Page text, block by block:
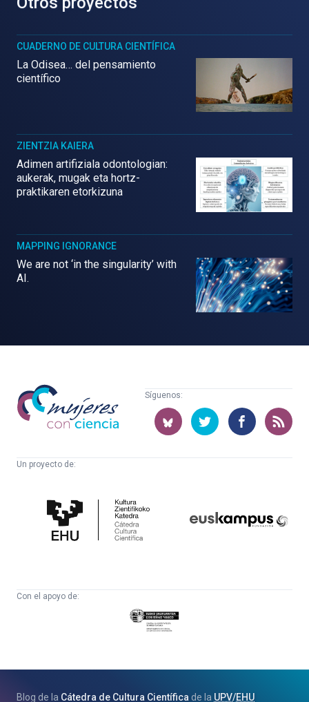
CUADERNO DE CULTURA CIENTÍFICA
La Odisea… del pensamiento
científico
ZIENTZIA KAIERA
Adimen artifiziala odontologian:
aukerak, mugak eta hortz-
praktikaren etorkizuna
MAPPING IGNORANCE
We are not ‘in the singularity’ with
AI.
Mujeres
con
ciencia
Síguenos:
Un proyecto de:
Cultura
Científica
Con el apoyo de:
Eusko
Jaurlaritza
eta
Blog de la Cátedra de Cultura Científicade la UPV/EHU